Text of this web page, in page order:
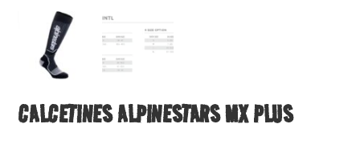
CALCETINES ALPINESTARS MX PLUS